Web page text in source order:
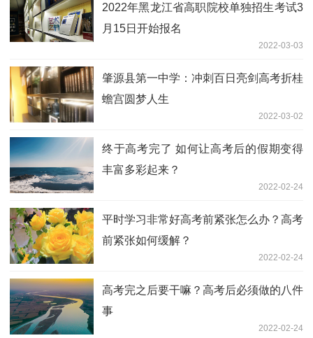
2022年黑龙江省高职院校单独招生考试3
月15日开始报名
2022-03-03
肇源县第一中学：冲刺百日亮剑高考折桂
蟾宫圆梦人生
2022-03-02
终于高考完了 如何让高考后的假期变得
丰富多彩起来？
2022-02-24
平时学习非常好高考前紧张怎么办？高考
前紧张如何缓解？
2022-02-24
高考完之后要干嘛？高考后必须做的八件
事
2022-02-24